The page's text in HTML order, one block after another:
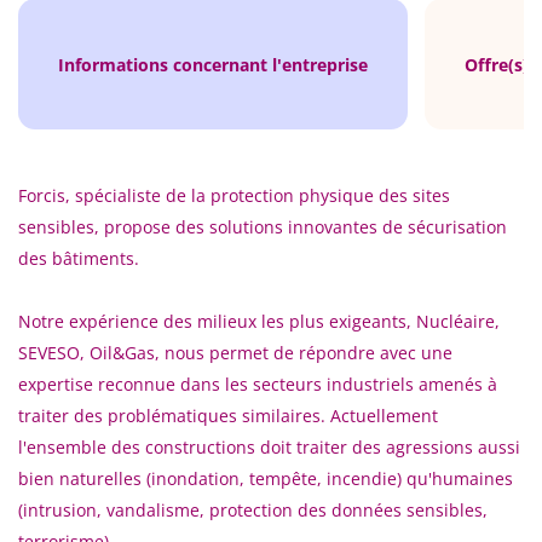
Informations concernant l'entreprise Offre(s)
Forcis, spécialiste de la protection physique des sites
sensibles, propose des solutions innovantes de sécurisation
des bâtiments.
Notre expérience des milieux les plus exigeants, Nucléaire,
SEVESO, Oil&Gas, nous permet de répondre avec une
expertise reconnue dans les secteurs industriels amenés à
traiter des problématiques similaires. Actuellement
l'ensemble des constructions doit traiter des agressions aussi
bien naturelles (inondation, tempête, incendie) qu'humaines
(intrusion, vandalisme, protection des données sensibles,